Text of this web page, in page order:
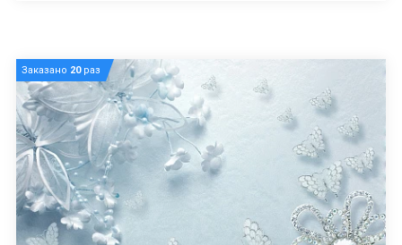
Заказано 20раз